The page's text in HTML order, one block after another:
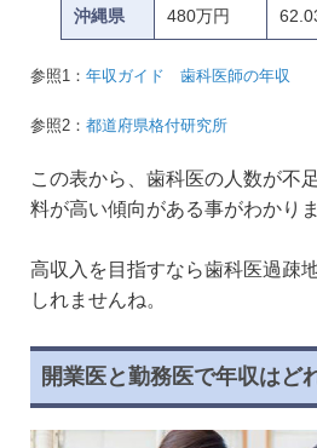
沖縄県 480万円
参照1： 年収ガイド 歯科医師の年収
参照2： 都道府県格付研究所
この表から、歯科医の人数が不
料が高い傾向がある事がわかりま
高収入を目指すなら歯科医過疎
しれませんね。
開業医と勤務医で年収はど